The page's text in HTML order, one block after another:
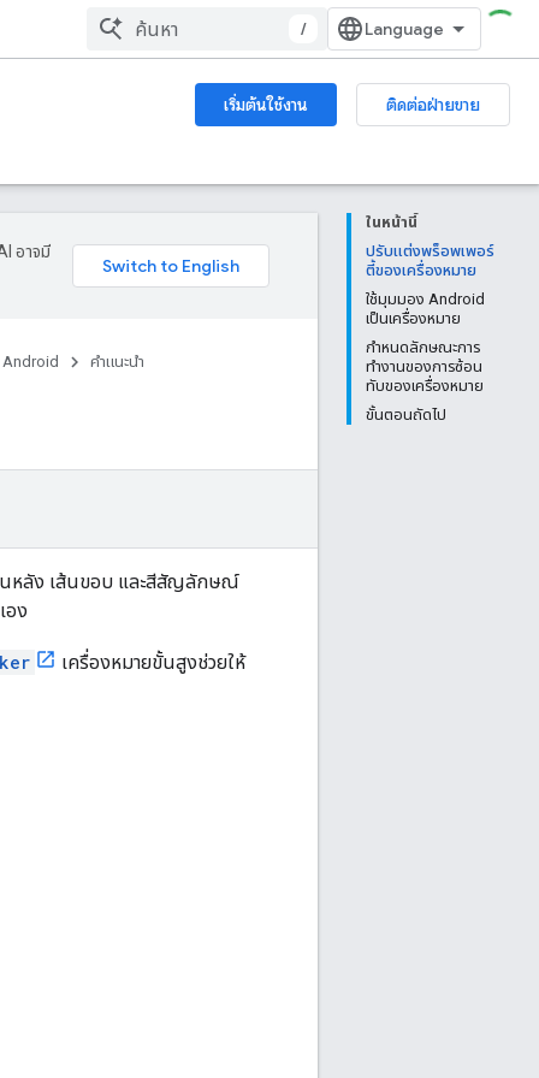
/
เริ่มต้นใช้งาน
ติดต่อฝ่ายขาย
ในหน้านี้
ปรับแต่งพร็อพเพอร์
ตี้ของเครื่องหมาย
ใช้มุมมอง Android
เป็นเครื่องหมาย
กำหนดลักษณะการ
ทำงานของการซ้อน
ทับของเครื่องหมาย
ขั้นตอนถัดไป
อาจมี
คำแนะนำ
นหลัง เส้นขอบ และสีสัญลักษณ์
อง
เครื่องหมายขั้นสูงช่วยให้